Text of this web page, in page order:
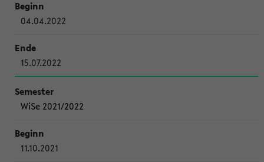
04.04.2022
15.07.2022
WiSe 2021/2022
11.10.2021